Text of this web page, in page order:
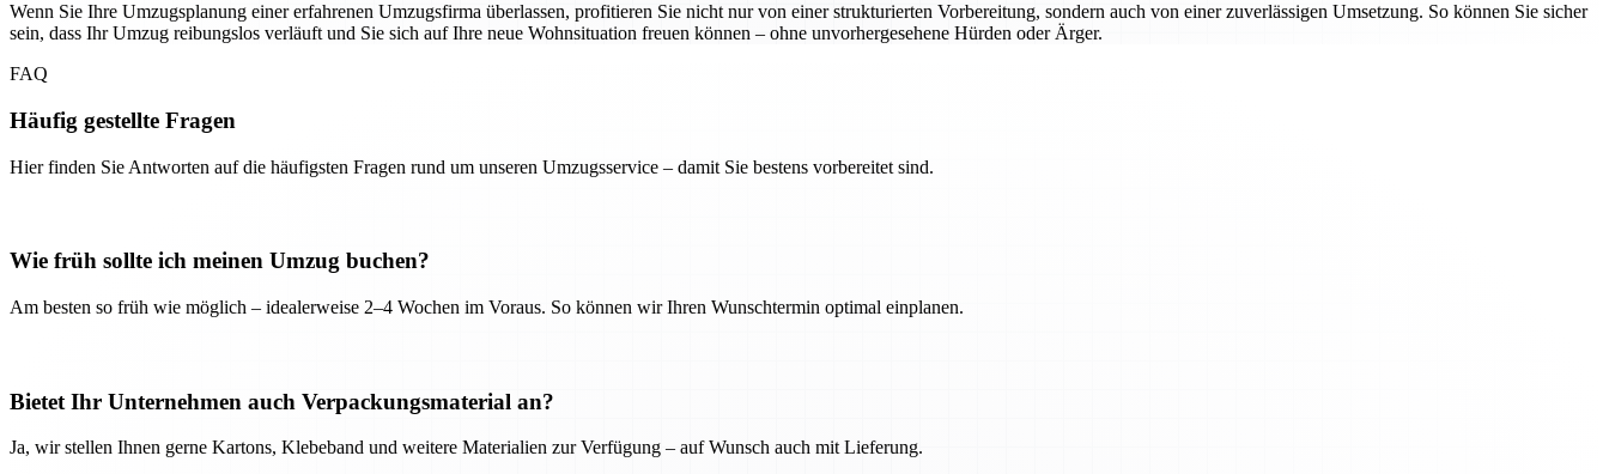
Wenn Sie Ihre Umzugsplanung einer erfahrenen Umzugsfirma überlassen, profitieren Sie nicht nur von einer strukturierten Vorbereitung, sondern auch von einer zuverlässigen Umsetzung. So können Sie sicher
sein, dass Ihr Umzug reibungslos verläuft und Sie sich auf Ihre neue Wohnsituation freuen können – ohne unvorhergesehene Hürden oder Ärger.
FAQ
Häufig gestellte Fragen
Hier finden Sie Antworten auf die häufigsten Fragen rund um unseren Umzugsservice – damit Sie bestens vorbereitet sind.
Wie früh sollte ich meinen Umzug buchen?
Am besten so früh wie möglich – idealerweise 2–4 Wochen im Voraus. So können wir Ihren Wunschtermin optimal einplanen.
Bietet Ihr Unternehmen auch Verpackungsmaterial an?
Ja, wir stellen Ihnen gerne Kartons, Klebeband und weitere Materialien zur Verfügung – auf Wunsch auch mit Lieferung.